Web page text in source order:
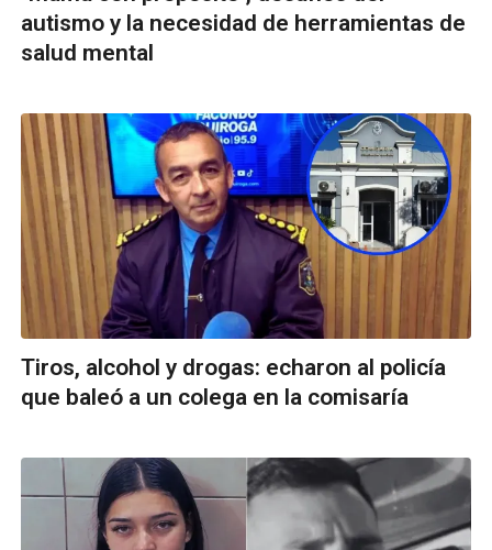
autismo y la necesidad de herramientas de
salud mental
Tiros, alcohol y drogas: echaron al policía
que baleó a un colega en la comisaría